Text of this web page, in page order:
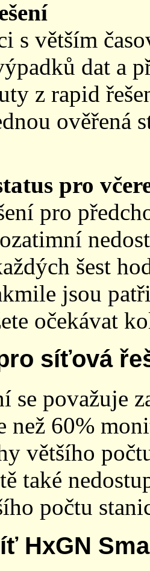
s větším
dat a
z rapid
ověřená
pro
pro
šest
jsou
očekávat
síťová
se považuje
než 60%
většího
také
počtu
HxGN